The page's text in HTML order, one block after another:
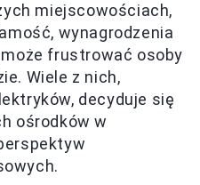
miejscowościach,
wynagrodzenia
frustrować osoby
Wiele z nich,
decyduje się
ośrodków w